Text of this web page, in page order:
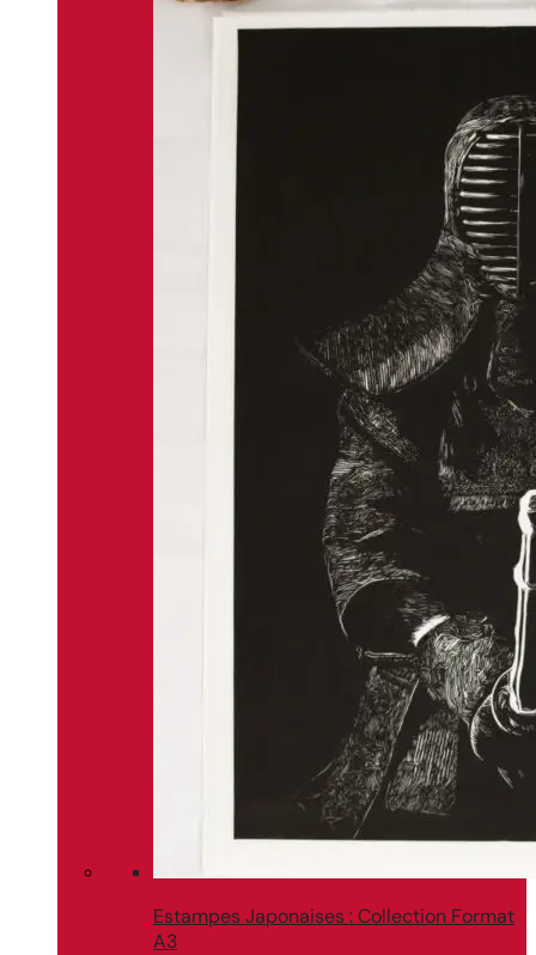
Estampes Japonaises : Collection Format
A3